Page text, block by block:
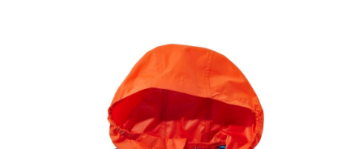
ペ
ー
ジ
の
リ
ン
ク。